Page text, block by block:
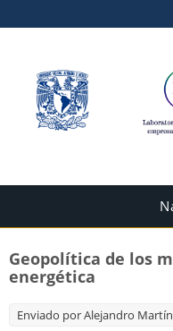
Geopolítica de los
energética
Enviado porAlejandro